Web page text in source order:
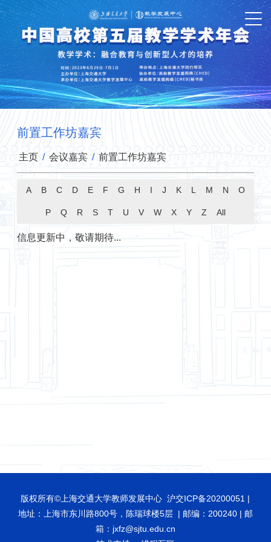
前置工作坊嘉宾
主页 / 会议嘉宾 / 前置工作坊嘉宾
A B C D E F G H I J K L M N O
P Q R S T U V W X Y Z All
信息更新中，敬请期待...
版权所有©上海交通大学教师发展中心 沪交ICP备20200051 |
地址：上海市东川路800号，陈瑞球楼5层 | 邮编：200240 | 邮
箱：jxfz@sjtu.edu.cn